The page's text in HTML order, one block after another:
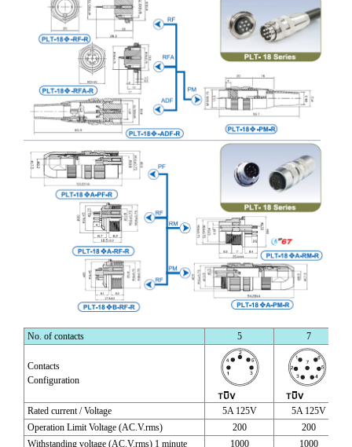
No. of contacts 5 7
Contacts
Configuration
Rated current / Voltage 5A 125V
5A 125V
Operation Limit Voltage (AC.V.rms)
200
200
Withstanding voltage (AC.V.rms) 1 minute
1000
1000